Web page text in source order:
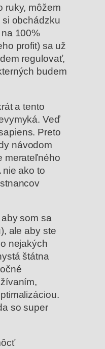
ruky, môžem
obchádzku
100%
profit) sa už
regulovať,
budem
a tento
Veď
Preto
návodom
merateľného
nie ako to
som sa
ale aby ste
nejakých
štátna
so super